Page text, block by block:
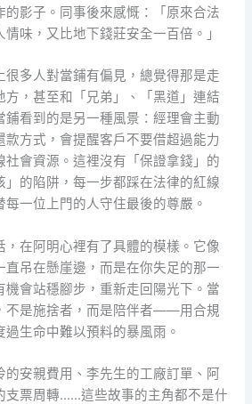
的影子。同事後來感慨：「原來合法
味，又比地下錢莊安全一百倍。」
很多人對當鋪有偏見，總覺得那是走
方，甚至和「兄弟」、「黑道」連結
鋪看到的是另一種風景：經理會主動
款方式，會提醒客戶不要借超過能力
社會資源。這裡沒有「保證拿錢」的
」的陷阱，每一步都踩在法律的紅線
一位上門的人守住最後的尊嚴。
，在阿明心裡有了具體的模樣。它像
直吊在懸崖邊，而是在你失足的那一
機會站穩腳步，重新走回陽光下。當
不是施捨者，而是陪伴者——用合規
生命中難以預料的暴風雨。
的安親費用、李先生的工廠訂單、阿
支票周轉……這些故事的主角都不是什